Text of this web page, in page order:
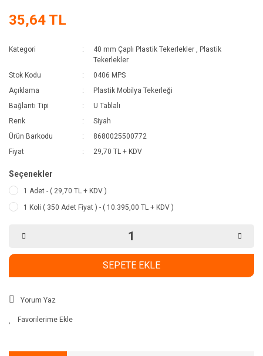
35,64 TL
Kategori 40 mm Çaplı Plastik Tekerlekler , Plastik
Tekerlekler
Stok Kodu
0406 MPS
Açıklama
Plastik Mobilya Tekerleği
Bağlantı Tipi
U Tablalı
Renk
Siyah
Ürün Barkodu
8680025500772
Fiyat
29,70 TL + KDV
Seçenekler
1 Adet - ( 29,70 TL + KDV )
1 Koli ( 350 Adet Fiyat ) - ( 10.395,00 TL + KDV )
SEPETE EKLE
Yorum Yaz